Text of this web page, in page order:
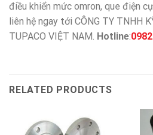
điều khiển mức omron, que điện
liên hệ ngay tới CÔNG TY TNHH
TUPACO VIỆT NAM. Hotline:
RELATED PRODUCTS